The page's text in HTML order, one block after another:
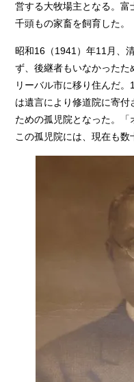
営する大牧場主となる。富
千頭もの家畜を飼育した。
昭和16（1941）年11月、
ず、後継者もいなかった
リーバル市に移り住んだ
は遺言により修道院に寄
ための孤児院となった。
この孤児院には、現在も数